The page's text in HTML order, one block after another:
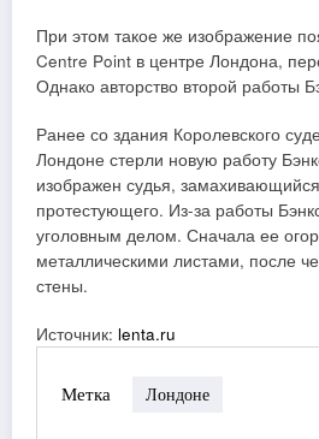
При этом такое же изображение
Centre Point в центре Лондона,
Однако авторство второй работы
Ранее со здания Королевского
Лондоне стерли новую работу
изображен судья,
протестующего. Из-за работы
уголовным делом. Сначала ее
металлическими листами, после
стены.
Источник: lenta.ru
Метка Лондоне